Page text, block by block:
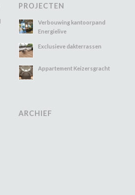
PROJECTEN
Verbouwing kantoorpand
Energielive
Exclusieve dakterrassen
Appartement Keizersgracht
ARCHIEF